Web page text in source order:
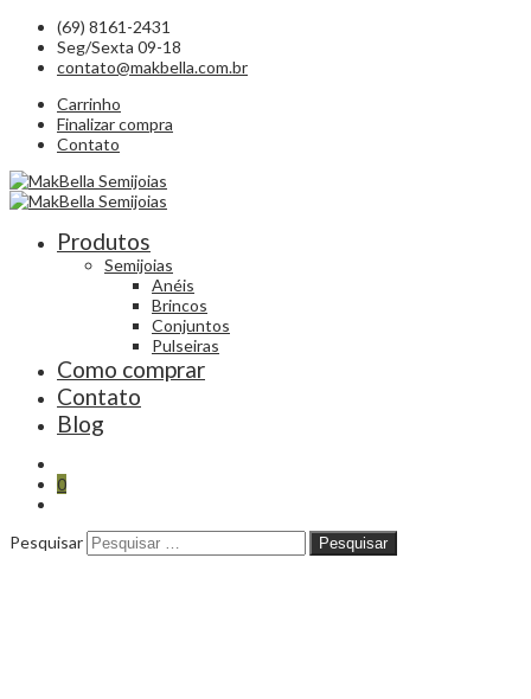
(69) 8161-2431
Seg/Sexta 09-18
contato@makbella.com.br
Carrinho
Finalizar compra
Contato
Produtos
Semijoias
Anéis
Brincos
Conjuntos
Pulseiras
Como comprar
Contato
Blog
0
Pesquisar Pesquisar